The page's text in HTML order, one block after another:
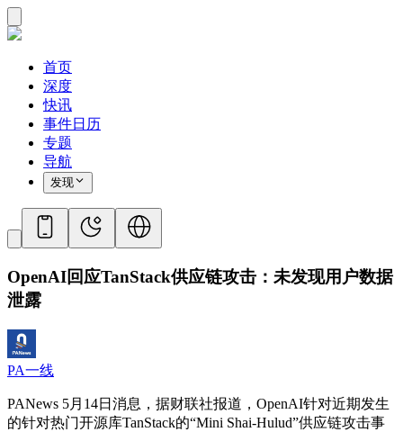
首页
深度
快讯
事件日历
专题
导航
发现
OpenAI回应TanStack供应链攻击：未发现用户数据
泄露
PA一线
PANews 5月14日消息，据财联社报道，OpenAI针对近期发生
的针对热门开源库TanStack的“Mini Shai-Hulud”供应链攻击事